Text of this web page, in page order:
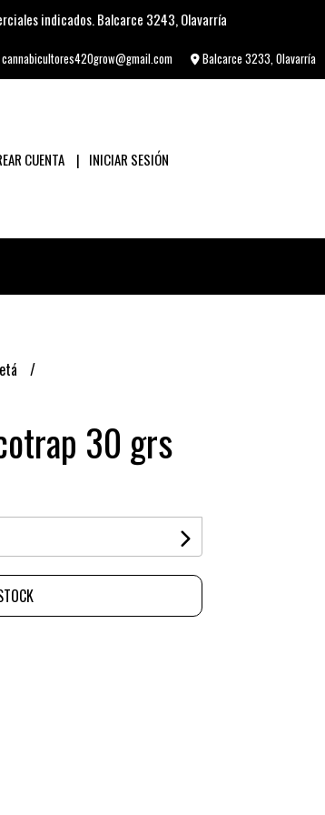
indicados. Balcarce 3243, Olavarría
cannabicultores420grow@gmail.com Balcarce 3233, Olavarría
CUENTA INICIAR SESIÓN
30 grs